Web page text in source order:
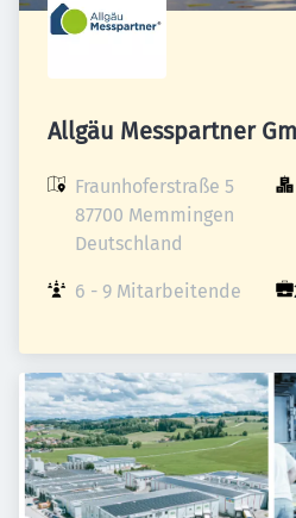
Allgäu Messpartner
Fraunhoferstraße 5
87700 Memmingen
Deutschland
6 - 9 Mitarbeitende